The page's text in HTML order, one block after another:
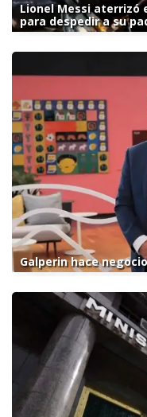
Lionel Messi aterrizó
para despedir a su
Galperin hace